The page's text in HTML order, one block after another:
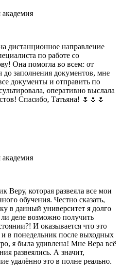
дистанционное направление
по работе со
Она помогла во всем: от
до заполнения документов, мне
документы и отправить по
оперативно выслала
Спасибо, Татьяна! 🌷🌷🌷
Веру, которая развеяла все мои
обучения. Честно сказать,
в данный университет я долго
деле возможно получить
И оказывается что это
в понедельник после выходных
я была удивлена! Мне Вера всё
развеялись. А значит,
удалённо это в полне реально.